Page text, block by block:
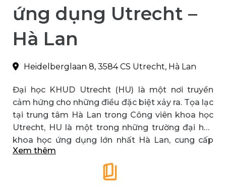
ứng dụng Utrecht –
Hà Lan
Heidelberglaan 8, 3584 CS Utrecht, Hà Lan
Đại học KHUD Utrecht (HU) là một nơi truyền
cảm hứng cho những điều đặc biệt xảy ra. Tọa lạc
tại trung tâm Hà Lan trong Công viên khoa học
Utrecht, HU là một trong những trường đại học
khoa học ứng dụng lớn nhất Hà Lan, cung cấp
các chương trình giáo dục
học viên từ 17 – 67 tuổi.
Xem thêm